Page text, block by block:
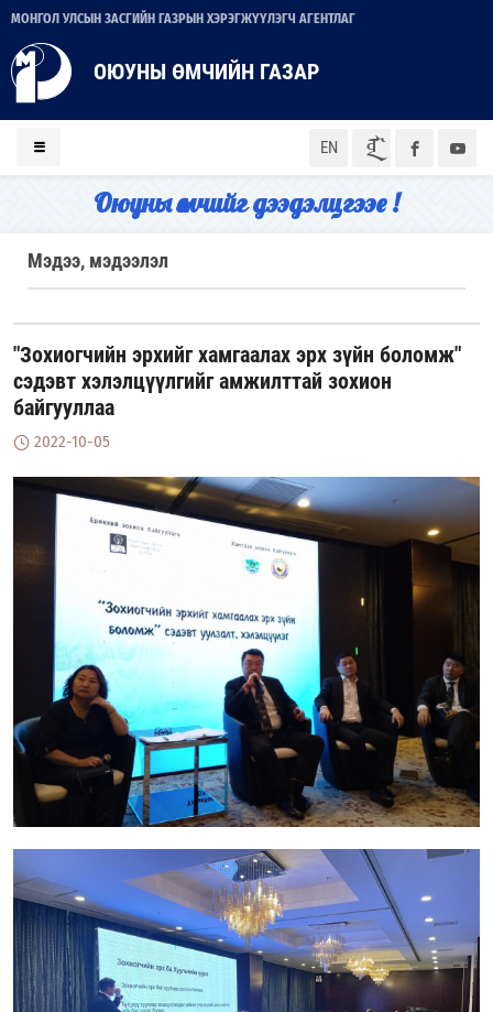
МОНГОЛ УЛСЫН ЗАСГИЙН ГАЗРЫН ХЭРЭГЖҮҮЛЭГЧ АГЕНТЛАГ
ОЮУНЫ ӨМЧИЙН ГАЗАР
EN ᠮᠣᠨ
Оюуны өмчийг дээдэлцгээе !
Мэдээ, мэдээлэл
"Зохиогчийн эрхийг хамгаалах эрх зүйн боломж"
сэдэвт хэлэлцүүлгийг амжилттай зохион
байгууллаа
2022-10-05